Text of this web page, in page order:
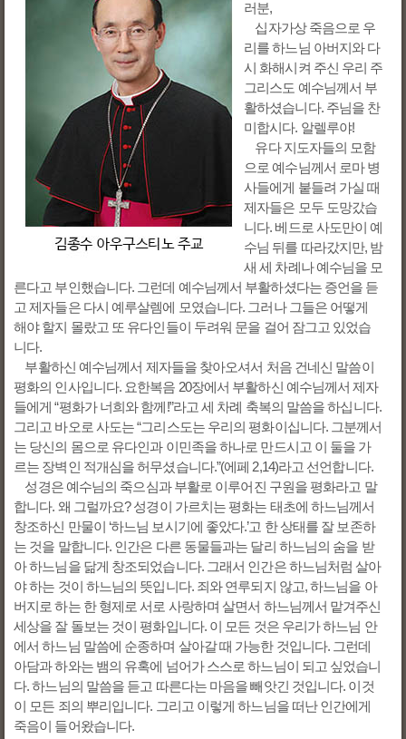
러분,
십자가상 죽음으로 우
리를 하느님 아버지와 다
시 화해시켜 주신 우리 주
그리스도 예수님께서 부
활하셨습니다. 주님을 찬
미합시다. 알렐루야!
유다 지도자들의 모함
으로 예수님께서 로마 병
사들에게 붙들려 가실 때
제자들은 모두 도망갔습
니다. 베드로 사도만이 예
수님 뒤를 따라갔지만, 밤
새 세 차례나 예수님을 모
른다고 부인했습니다. 그런데 예수님께서 부활하셨다는 증언을 듣
고 제자들은 다시 예루살렘에 모였습니다. 그러나 그들은 어떻게
해야 할지 몰랐고 또 유다인들이 두려워 문을 걸어 잠그고 있었습
니다.
부활하신 예수님께서 제자들을 찾아오셔서 처음 건네신 말씀이
평화의 인사입니다. 요한복음 20장에서 부활하신 예수님께서 제자
들에게 “평화가 너희와 함께!”라고 세 차례 축복의 말씀을 하십니다.
그리고 바오로 사도는 “그리스도는 우리의 평화이십니다. 그분께서
는 당신의 몸으로 유다인과 이민족을 하나로 만드시고 이 둘을 가
르는 장벽인 적개심을 허무셨습니다.”(에페 2,14)라고 선언합니다.
성경은 예수님의 죽으심과 부활로 이루어진 구원을 평화라고 말
합니다. 왜 그럴까요? 성경이 가르치는 평화는 태초에 하느님께서
창조하신 만물이 ‘하느님 보시기에 좋았다.’고 한 상태를 잘 보존하
는 것을 말합니다. 인간은 다른 동물들과는 달리 하느님의 숨을 받
아 하느님을 닮게 창조되었습니다. 그래서 인간은 하느님처럼 살아
야 하는 것이 하느님의 뜻입니다. 죄와 연루되지 않고, 하느님을 아
버지로 하는 한 형제로 서로 사랑하며 살면서 하느님께서 맡겨주신
세상을 잘 돌보는 것이 평화입니다. 이 모든 것은 우리가 하느님 안
에서 하느님 말씀에 순종하며 살아갈 때 가능한 것입니다. 그런데
아담과 하와는 뱀의 유혹에 넘어가 스스로 하느님이 되고 싶었습니
다. 하느님의 말씀을 듣고 따른다는 마음을 빼앗긴 것입니다. 이것
이 모든 죄의 뿌리입니다. 그리고 이렇게 하느님을 떠난 인간에게
죽음이 들어왔습니다.